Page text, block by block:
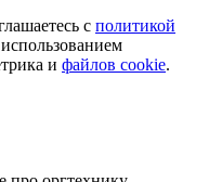
с политикой
и файлов cookie.